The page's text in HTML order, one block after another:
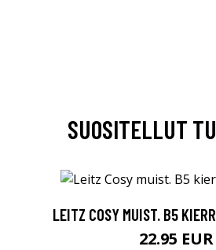
SUOSITELLUT
LEITZ COSY MUIST. B5
22.95 EUR